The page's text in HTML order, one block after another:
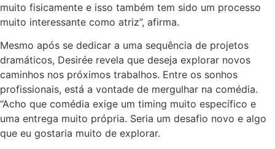
muito fisicamente e isso também tem sido um processo
muito interessante como atriz”, afirma.
Mesmo após se dedicar a uma sequência de projetos
dramáticos, Desirée revela que deseja explorar novos
caminhos nos próximos trabalhos. Entre os sonhos
profissionais, está a vontade de mergulhar na comédia.
“Acho que comédia exige um timing muito específico e
uma entrega muito própria. Seria um desafio novo e algo
que eu gostaria muito de explorar.